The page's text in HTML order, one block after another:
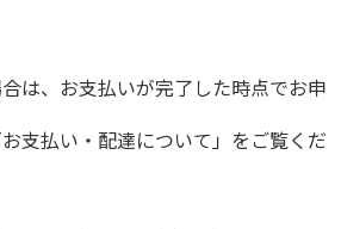
は、お支払いが完了した時点でお申
支払い・配達について」をご覧くだ